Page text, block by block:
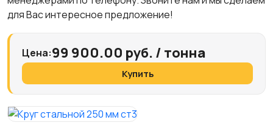
для Вас интересное предложение!
Цена:99 900.00 руб. / тонна
Купить